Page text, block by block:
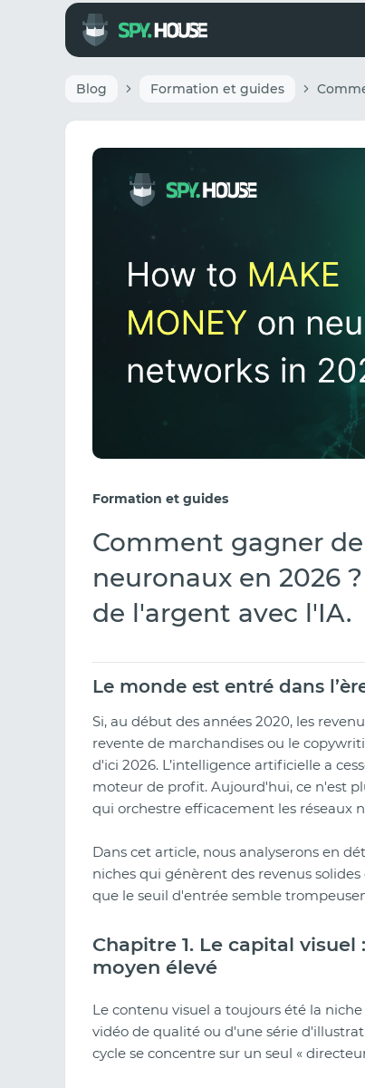
Blog Formation et guides
Formation et guides
Comment gagner
neuronaux en 2026
de l'argent avec l'IA.
Le monde est entré dans
Si, au début des années 2020, les
revente de marchandises ou le
d'ici 2026. L’intelligence artificielle a
moteur de profit. Aujourd'hui, ce n'est
qui orchestre efficacement les réseaux
Dans cet article, nous analyserons en
niches qui génèrent des revenus
que le seuil d'entrée semble
Chapitre 1. Le capital
moyen élevé
Le contenu visuel a toujours été la
vidéo de qualité ou d'une série
cycle se concentre sur un seul «